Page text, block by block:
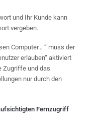
und Ihr Kunde kann
vergeben.
Computer… ” muss der
erlauben“ aktiviert
Zugriffe und das
nur durch den
Fernzugriff